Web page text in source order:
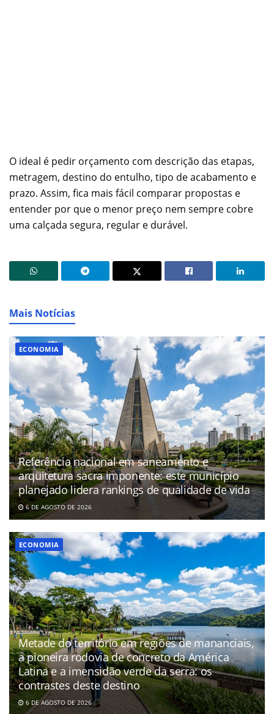
O ideal é pedir orçamento com descrição das etapas,
metragem, destino do entulho, tipo de acabamento e
prazo. Assim, fica mais fácil comparar propostas e
entender por que o menor preço nem sempre cobre
uma calçada segura, regular e durável.
Mais Notícias
ECONOMIA
Referência nacional em saneamento e
arquitetura sacra imponente: este município
planejado lidera rankings de qualidade de vida
6 DE AGOSTO DE 2026
ECONOMIA
Metade do território em regiões de mananciais,
a pioneira rodovia de concreto da América
Latina e a imensidão verde da serra: os
contrastes deste destino
6 DE AGOSTO DE 2026